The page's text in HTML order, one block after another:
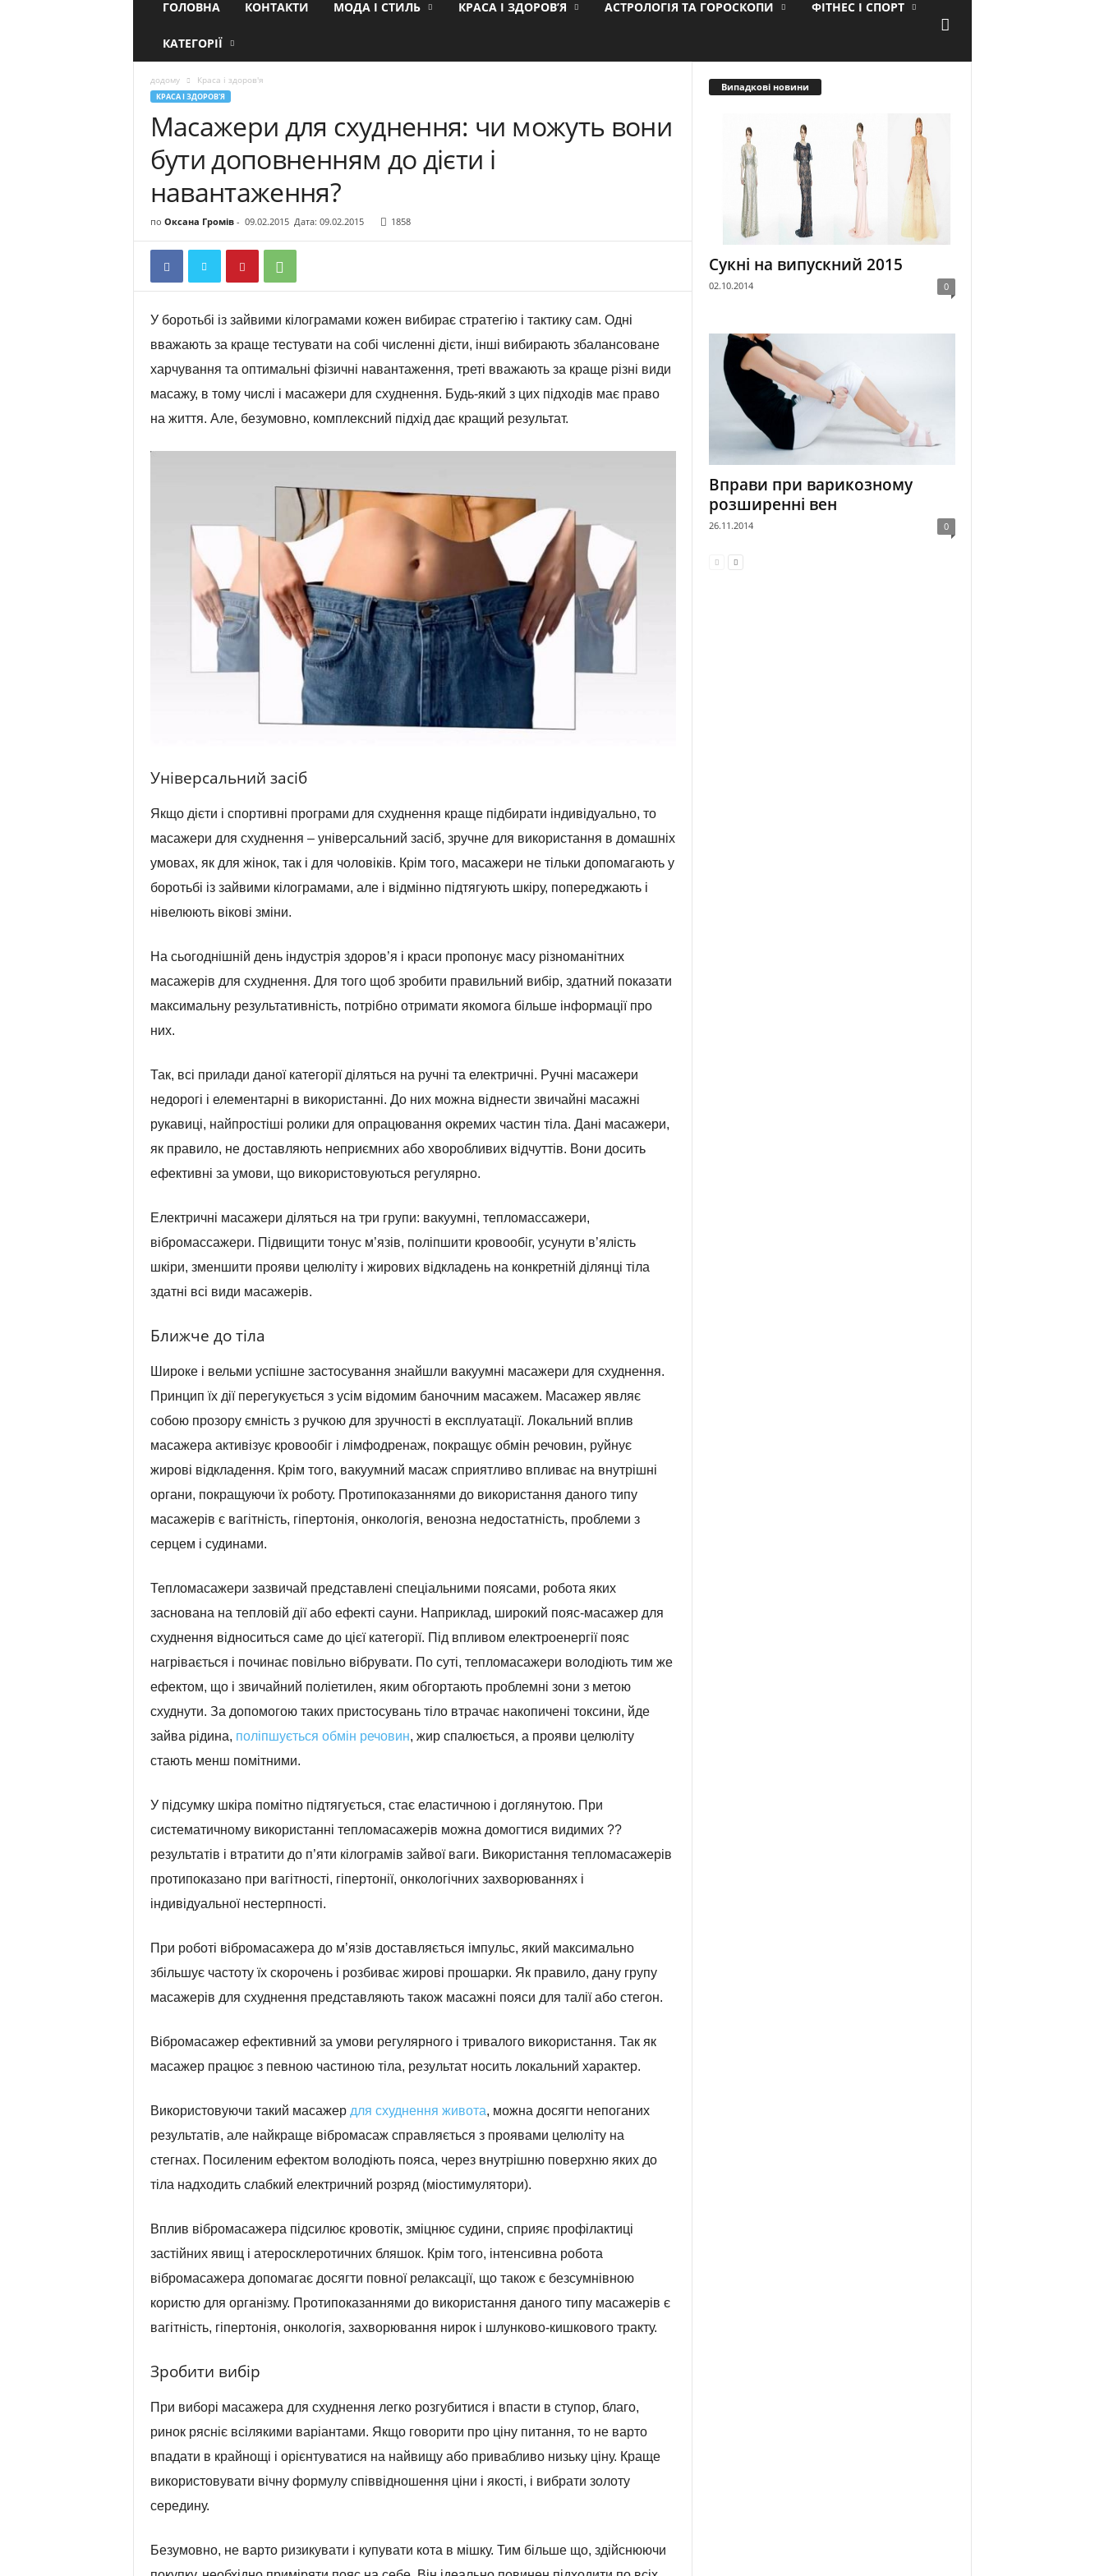
ГОЛОВНА КОНТАКТИ МОДА І СТИЛЬ КРАСА І ЗДОРОВ’Я АСТРОЛОГІЯ ТА ГОРОСКОПИ ФІТНЕС І СПОРТ
КАТЕГОРІЇ
додому Краса і здоров'я
КРАСА І ЗДОРОВ'Я
Масажери для схуднення: чи можуть вони
бути доповненням до дієти і
навантаження?
по Оксана Громів- 09.02.2015 Дата: 09.02.2015 1858
У боротьбі із зайвими кілограмами кожен вибирає стратегію і тактику сам. Одні
вважають за краще тестувати на собі численні дієти, інші вибирають збалансоване
харчування та оптимальні фізичні навантаження, треті вважають за краще різні види
масажу, в тому числі і масажери для схуднення. Будь-який з цих підходів має право
на життя. Але, безумовно, комплексний підхід дає кращий результат.
Універсальний засіб
Якщо дієти і спортивні програми для схуднення краще підбирати індивідуально, то
масажери для схуднення – універсальний засіб, зручне для використання в домашніх
умовах, як для жінок, так і для чоловіків. Крім того, масажери не тільки допомагають у
боротьбі із зайвими кілограмами, але і відмінно підтягують шкіру, попереджають і
нівелюють вікові зміни.
На сьогоднішній день індустрія здоров’я і краси пропонує масу різноманітних
масажерів для схуднення. Для того щоб зробити правильний вибір, здатний показати
максимальну результативність, потрібно отримати якомога більше інформації про
них.
Так, всі прилади даної категорії діляться на ручні та електричні. Ручні масажери
недорогі і елементарні в використанні. До них можна віднести звичайні масажні
рукавиці, найпростіші ролики для опрацювання окремих частин тіла. Дані масажери,
як правило, не доставляють неприємних або хворобливих відчуттів. Вони досить
ефективні за умови, що використовуються регулярно.
Електричні масажери діляться на три групи: вакуумні, тепломассажери,
вібромассажери. Підвищити тонус м’язів, поліпшити кровообіг, усунути в’ялість
шкіри, зменшити прояви целюліту і жирових відкладень на конкретній ділянці тіла
здатні всі види масажерів.
Ближче до тіла
Широке і вельми успішне застосування знайшли вакуумні масажери для схуднення.
Принцип їх дії перегукується з усім відомим баночним масажем. Масажер являє
собою прозору ємність з ручкою для зручності в експлуатації. Локальний вплив
масажера активізує кровообіг і лімфодренаж, покращує обмін речовин, руйнує
жирові відкладення. Крім того, вакуумний масаж сприятливо впливає на внутрішні
органи, покращуючи їх роботу. Протипоказаннями до використання даного типу
масажерів є вагітність, гіпертонія, онкологія, венозна недостатність, проблеми з
серцем і судинами.
Тепломасажери зазвичай представлені спеціальними поясами, робота яких
заснована на тепловій дії або ефекті сауни. Наприклад, широкий пояс-масажер для
схуднення відноситься саме до цієї категорії. Під впливом електроенергії пояс
нагрівається і починає повільно вібрувати. По суті, тепломасажери володіють тим же
ефектом, що і звичайний поліетилен, яким обгортають проблемні зони з метою
схуднути. За допомогою таких пристосувань тіло втрачає накопичені токсини, йде
зайва рідина, поліпшується обмін речовин, жир спалюється, а прояви целюліту
стають менш помітними.
У підсумку шкіра помітно підтягується, стає еластичною і доглянутою. При
систематичному використанні тепломасажерів можна домогтися видимих ??
результатів і втратити до п’яти кілограмів зайвої ваги. Використання тепломасажерів
протипоказано при вагітності, гіпертонії, онкологічних захворюваннях і
індивідуальної нестерпності.
При роботі вібромасажера до м’язів доставляється імпульс, який максимально
збільшує частоту їх скорочень і розбиває жирові прошарки. Як правило, дану групу
масажерів для схуднення представляють також масажні пояси для талії або стегон.
Вібромасажер ефективний за умови регулярного і тривалого використання. Так як
масажер працює з певною частиною тіла, результат носить локальний характер.
Використовуючи такий масажер для схуднення живота, можна досягти непоганих
результатів, але найкраще вібромасаж справляється з проявами целюліту на
стегнах. Посиленим ефектом володіють пояса, через внутрішню поверхню яких до
тіла надходить слабкий електричний розряд (міостимулятори).
Вплив вібромасажера підсилює кровотік, зміцнює судини, сприяє профілактиці
застійних явищ і атеросклеротичних бляшок. Крім того, інтенсивна робота
вібромасажера допомагає досягти повної релаксації, що також є безсумнівною
користю для організму. Протипоказаннями до використання даного типу масажерів є
вагітність, гіпертонія, онкологія, захворювання нирок і шлунково-кишкового тракту.
Зробити вибір
При виборі масажера для схуднення легко розгубитися і впасти в ступор, благо,
ринок рясніє всілякими варіантами. Якщо говорити про ціну питання, то не варто
впадати в крайнощі і орієнтуватися на найвищу або привабливо низьку ціну. Краще
використовувати вічну формулу співвідношення ціни і якості, і вибрати золоту
середину.
Безумовно, не варто ризикувати і купувати кота в мішку. Тим більше що, здійснюючи
Випадкові новини
Сукні на випускний 2015
02.10.2014 0
Вправи при варикозному
розширенні вен
26.11.2014 0